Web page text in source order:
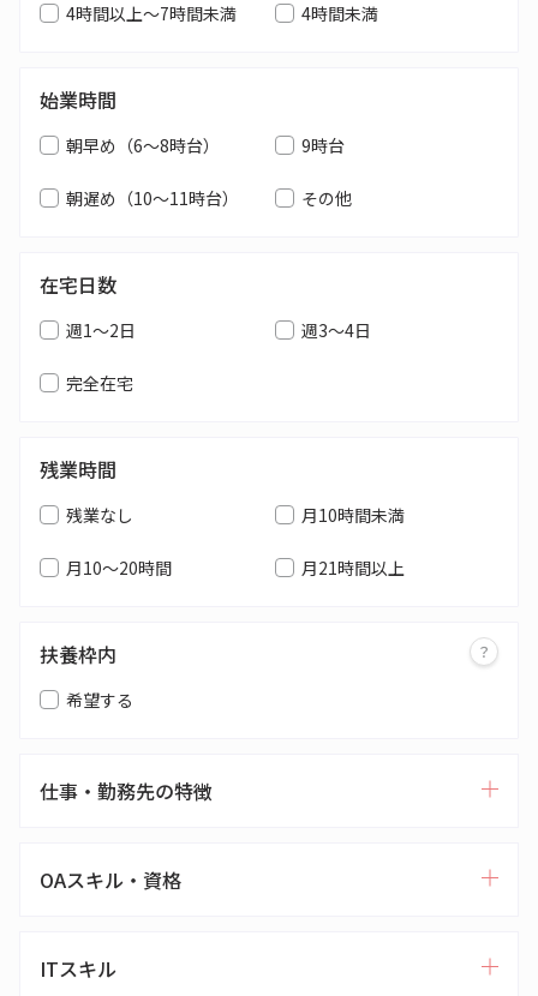
4時間以上～7時間未満 4時間未満
始業時間
朝早め（6～8時台） 9時台
朝遅め（10～11時台） その他
在宅日数
週1～2日 週3～4日
完全在宅
残業時間
残業なし 月10時間未満
月10～20時間 月21時間以上
扶養枠内
希望する
仕事・勤務先の特徴
OAスキル・資格
ITスキル